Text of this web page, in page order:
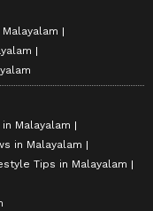
Malayalam
in Malayalam
Tips in Malayalam